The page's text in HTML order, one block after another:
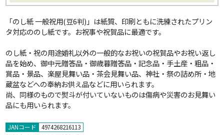
「のし紙 一般祝用(豆6判)」は紙質、印刷ともに洗練されたプリン
タ対応ののし紙です。お祝事や祝賀品に最適です。
のし紙・祝の用途婚礼以外の一般的なお祝いの祝賀品やお祝い返し
品を始め、御中元贈答品・御歳暮贈答品・記念品・手土産・粗品・
賞品・景品、楽屋見舞い品・茶会見舞い品、神社・祭の詰め所・地
蔵盆などへの奉納お供え品などに用いられます。
尚、同様のもので熨斗が付いていないものは傷病や災害のお見舞い
品にも用いられます。
JANコード 4974268216113